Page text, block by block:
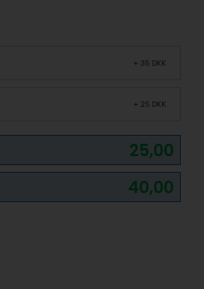
+ 35 DKK
+ 25 DKK
25,00
40,00